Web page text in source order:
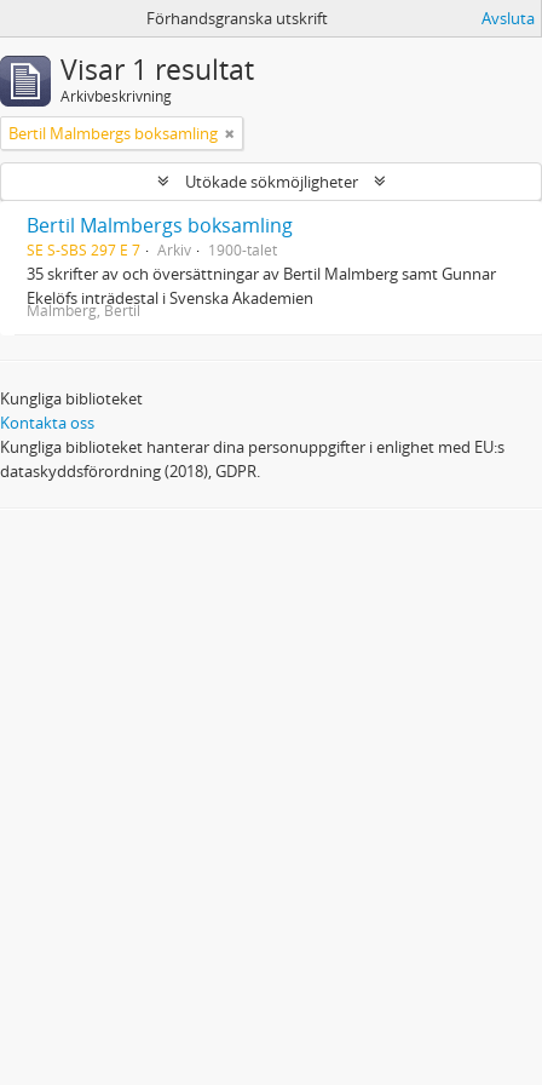
Förhandsgranska utskrift Avsluta
Visar 1 resultat
Arkivbeskrivning
Bertil Malmbergs boksamling
Utökade sökmöjligheter
Bertil Malmbergs boksamling
SE S-SBS 297 E 7 Arkiv 1900-talet
35 skrifter av och översättningar av Bertil Malmberg samt Gunnar
Ekelöfs inträdestal i Svenska Akademien
Malmberg, Bertil
Kungliga biblioteket
Kontakta oss
Kungliga biblioteket hanterar dina personuppgifter i enlighet med EU:s
dataskyddsförordning (2018), GDPR.